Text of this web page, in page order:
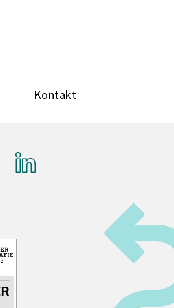
Kontakt